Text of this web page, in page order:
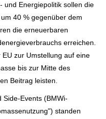
und Energiepolitik sollen die
40 % gegenüber dem
die erneuerbaren
erreichen.
zur Umstellung auf eine
bis zur Mitte des
Beitrag leisten.
Side-Events (BMWi-
standen